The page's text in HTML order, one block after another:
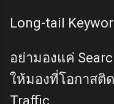
Long-tail
อย่ามองแค่
ให้มองที่โอกาส
Traffic